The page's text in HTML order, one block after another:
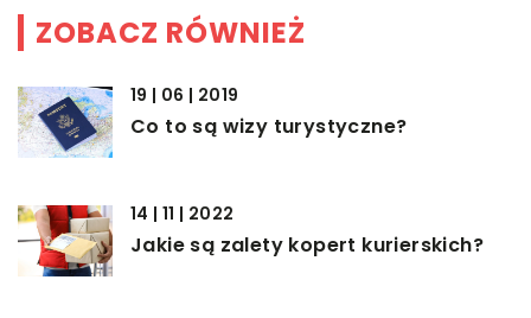
ZOBACZ RÓWNIEŻ
19 | 06 | 2019
Co to są wizy turystyczne?
14 | 11 | 2022
Jakie są zalety kopert kurierskich?